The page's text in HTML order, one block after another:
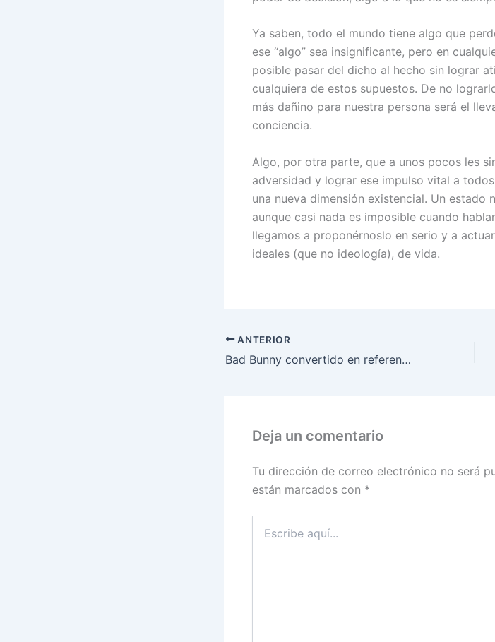
Ya saben, todo el mundo tiene algo que
ese “algo” sea insignificante, pero en
posible pasar del dicho al hecho sin lograr
cualquiera de estos supuestos. De no
más dañino para nuestra persona será el
conciencia.
Algo, por otra parte, que a unos pocos les
adversidad y lograr ese impulso vital a
una nueva dimensión existencial. Un estado
aunque casi nada es imposible cuando
llegamos a proponérnoslo en serio y a
ideales (que no ideología), de vida.
ANTERIOR
Bad Bunny convertido en referente apologético de la vulgaridad
Deja un comentario
Tu dirección de correo electrónico no será
están marcados con *
aquí...